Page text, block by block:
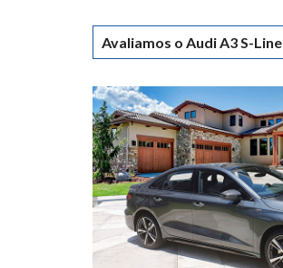
Avaliamos o Audi A3 S-Line